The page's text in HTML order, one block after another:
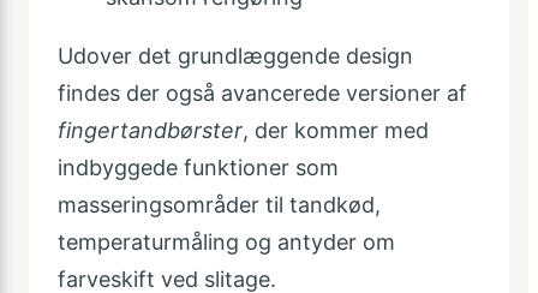
Udover det grundlæggende design
findes der også avancerede versioner af
fingertandbørster, der kommer med
indbyggede funktioner som
masseringsområder til tandkød,
temperaturmåling og antyder om
farveskift ved slitage.